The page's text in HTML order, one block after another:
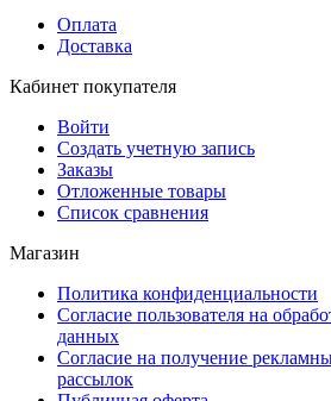
Оплата
Доставка
Кабинет покупателя
Войти
Создать учетную запись
Заказы
Отложенные товары
Список сравнения
Магазин
Политика конфиденциальности
Согласие пользователя на
данных
Согласие на получение
рассылок